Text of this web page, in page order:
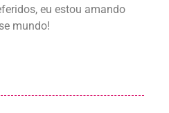
eu estou amando
mundo!